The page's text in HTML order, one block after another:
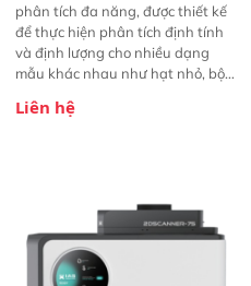
phân tích đa năng, được thiết kế
để thực hiện phân tích định tính
và định lượng cho nhiều dạng
mẫu khác nhau như hạt nhỏ, bột,
này cho phép bất kỳ ai cũng có
thức ăn chăn nuôi, nguyên liệu
thực phẩm, nông sản,..
Liên hệ